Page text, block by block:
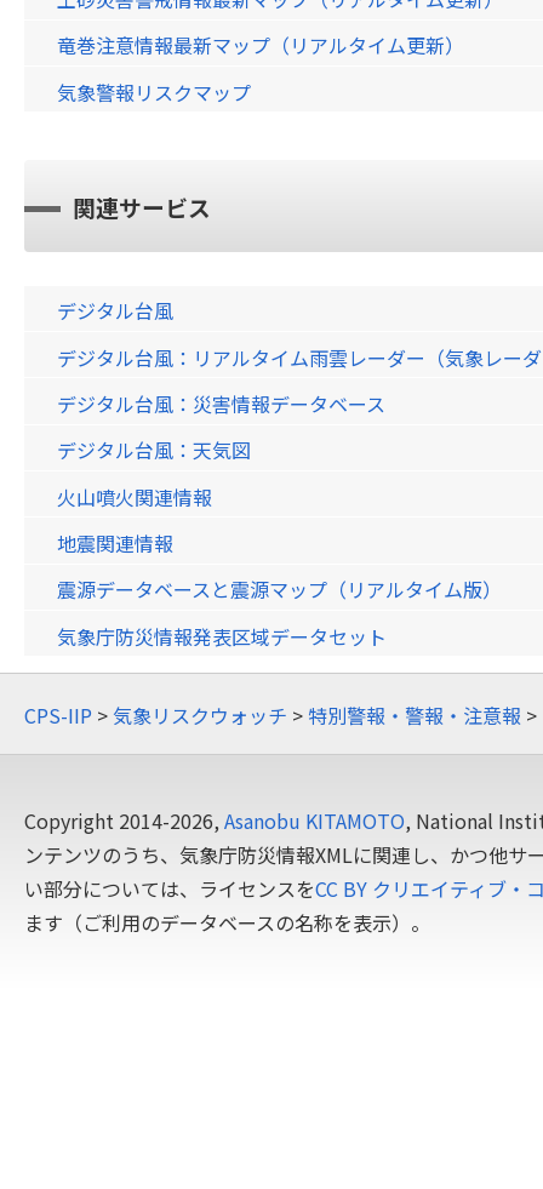
竜巻注意情報最新マップ（リアルタイム更新）
気象警報リスクマップ
関連サービス
デジタル台風
デジタル台風：リアルタイム雨雲レーダー（気象レー
デジタル台風：災害情報データベース
デジタル台風：天気図
火山噴火関連情報
地震関連情報
震源データベースと震源マップ（リアルタイム版）
気象庁防災情報発表区域データセット
CPS-IIP >気象リスクウォッチ > 特別警報・警報・注意報
Copyright 2014-2026, Asanobu KITAMOTO, National
ンテンツのうち、気象庁防災情報XMLに関連し、かつ他サ
い部分については、ライセンスをCC BY クリエイティブ・
ます（ご利用のデータベースの名称を表示）。